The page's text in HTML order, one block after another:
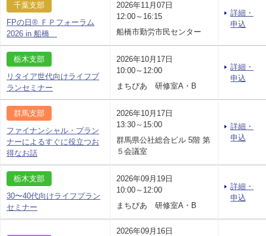
千葉支部
FPの日® ＦＰフォーラム
2026 in 船橋
2026年11月07日
12:00～16:15
船橋市勤労市民センター
詳細・
申込
栃木支部
リタイア世代向けライフプ
ランセミナー
2026年10月17日
10:00～12:00
まちぴあ 研修室A・B
詳細・
申込
群馬支部
ファイナンシャル・プラン
ナーによるすぐに役立つお
得なお話
2026年10月17日
13:30～15:00
群馬県公社総合ビル 5階 第
５会議室
詳細・
申込
栃木支部
30〜40代向けライフプラン
セミナー
2026年09月19日
10:00～12:00
まちぴあ 研修室A・B
詳細・
申込
2026年09月16日